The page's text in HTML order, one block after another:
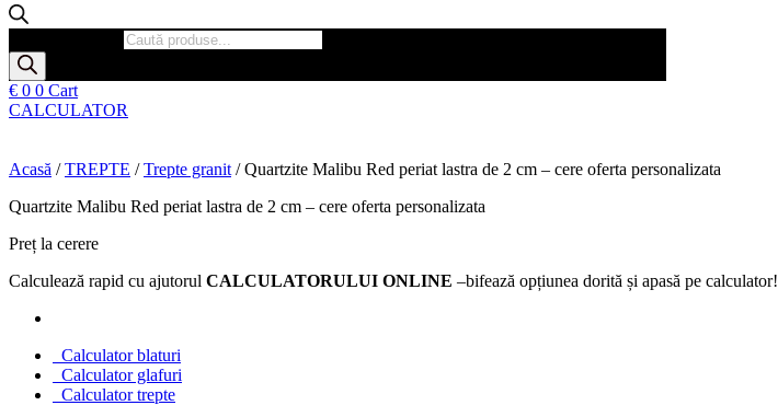
€ 0 0 Cart
CALCULATOR
Acasă /TREPTE /Trepte granit / Quartzite Malibu Red periat lastra de 2 cm – cere oferta personalizata
Quartzite Malibu Red periat lastra de 2 cm – cere oferta personalizata
Preț la cerere
Calculează rapid cu ajutorul CALCULATORULUI ONLINE –bifează opțiunea dorită și apasă pe calculator!
Calculator blaturi
Calculator glafuri
Calculator trepte